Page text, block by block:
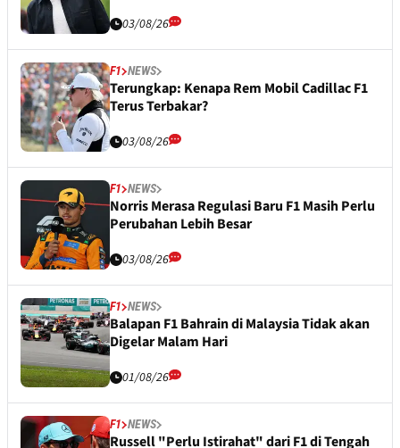
03/08/26
F1 NEWS
Terungkap: Kenapa Rem Mobil Cadillac F1
Terus Terbakar?
03/08/26
F1 NEWS
Norris Merasa Regulasi Baru F1 Masih Perlu
Perubahan Lebih Besar
03/08/26
F1 NEWS
Balapan F1 Bahrain di Malaysia Tidak akan
Digelar Malam Hari
01/08/26
F1 NEWS
Russell "Perlu Istirahat" dari F1 di Tengah